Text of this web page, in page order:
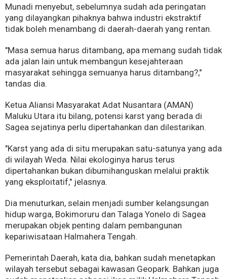
Munadi menyebut, sebelumnya sudah ada peringatan
yang dilayangkan pihaknya bahwa industri ekstraktif
tidak boleh menambang di daerah-daerah yang rentan.
"Masa semua harus ditambang, apa memang sudah tidak
ada jalan lain untuk membangun kesejahteraan
masyarakat sehingga semuanya harus ditambang?,"
tandas dia.
Ketua Aliansi Masyarakat Adat Nusantara (AMAN)
Maluku Utara itu bilang, potensi karst yang berada di
Sagea sejatinya perlu dipertahankan dan dilestarikan.
"Karst yang ada di situ merupakan satu-satunya yang ada
di wilayah Weda. Nilai ekologinya harus terus
dipertahankan bukan dibumihanguskan melalui praktik
yang eksploitatif," jelasnya.
Dia menuturkan, selain menjadi sumber kelangsungan
hidup warga, Bokimoruru dan Talaga Yonelo di Sagea
merupakan objek penting dalam pembangunan
kepariwisataan Halmahera Tengah.
Pemerintah Daerah, kata dia, bahkan sudah menetapkan
wilayah tersebut sebagai kawasan Geopark. Bahkan juga